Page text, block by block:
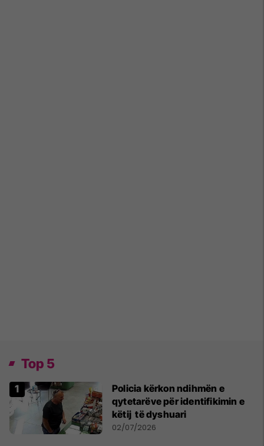
Top 5
Policia kërkon ndihmën e
qytetarëve për identifikimin e
këtij të dyshuari
02/07/2026